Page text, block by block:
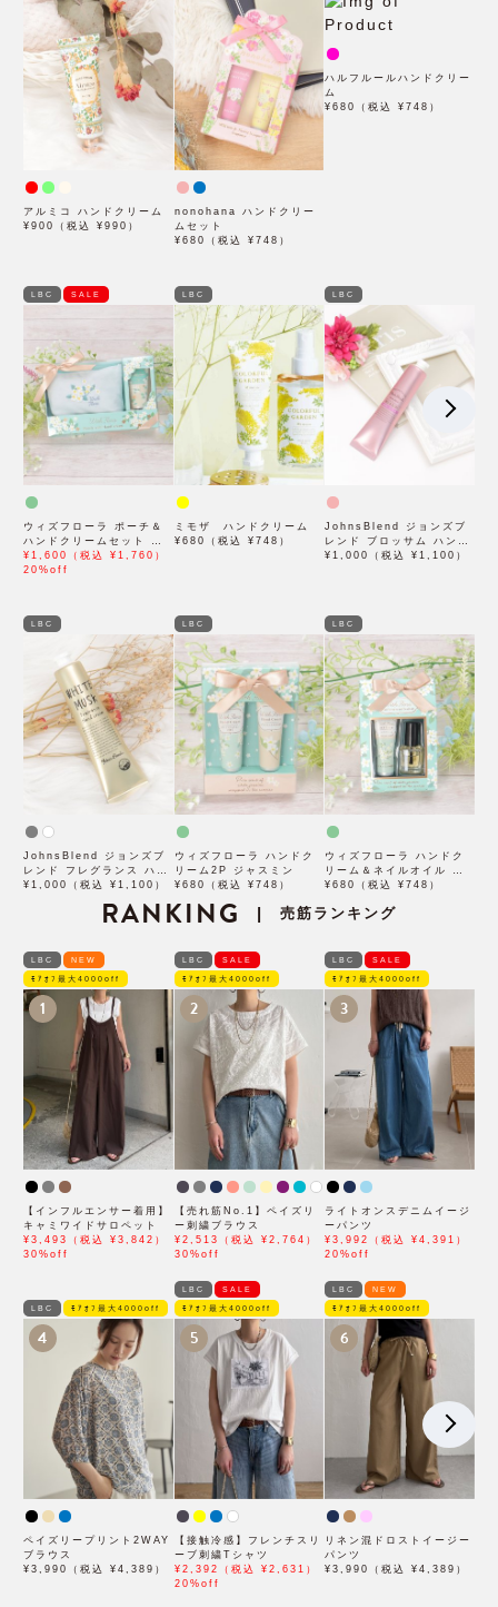
アルミコ ハンドクリーム
¥900（税込 ¥990）
nonohana ハンドクリー
ムセット
¥680（税込 ¥748）
ハルフルールハンドクリー
ム
¥680（税込 ¥748）
LBC SALE
ウィズフローラ ポーチ＆
ハンドクリームセット ジ
ャスミン
¥1,600（税込 ¥1,760）
20%off
LBC
ミモザ ハンドクリーム
¥680（税込 ¥748）
LBC
JohnsBlend ジョンズブ
レンド ブロッサム ハンド
クリーム
¥1,000（税込 ¥1,100）
LBC
JohnsBlend ジョンズブ
レンド フレグランス ハン
ドクリーム
¥1,000（税込 ¥1,100）
LBC
ウィズフローラ ハンドク
リーム2P ジャスミン
¥680（税込 ¥748）
LBC
ウィズフローラ ハンドク
リーム＆ネイルオイル ジ
ャスミン
¥680（税込 ¥748）
RANKING | 売筋ランキング
LBC NEW
ﾓｱｵﾌ最大4000off
1
【インフルエンサー着用】
キャミワイドサロペット
¥3,493（税込 ¥3,842）
30%off
LBC SALE
ﾓｱｵﾌ最大4000off
2
【売れ筋No.1】ペイズリ
ー刺繍ブラウス
¥2,513（税込 ¥2,764）
30%off
LBC SALE
ﾓｱｵﾌ最大4000off
3
ライトオンスデニムイージ
ーパンツ
¥3,992（税込 ¥4,391）
20%off
LBC ﾓｱｵﾌ最大4000off
4
ペイズリープリント2WAY
ブラウス
¥3,990（税込 ¥4,389）
LBC SALE
ﾓｱｵﾌ最大4000off
5
【接触冷感】フレンチスリ
ーブ刺繍Tシャツ
¥2,392（税込 ¥2,631）
20%off
LBC NEW
ﾓｱｵﾌ最大4000off
6
リネン混ドロストイージー
パンツ
¥3,990（税込 ¥4,389）